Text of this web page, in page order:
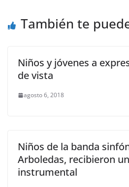
También te
Niños y jóvenes a
de vista
agosto 6, 2018
Niños de la banda
Arboledas, recibieron
instrumental